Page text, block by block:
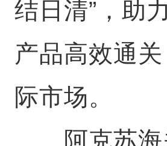
结日清”，助
产品高效通
际市场。
阿克苏海